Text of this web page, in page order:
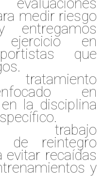
medir riesgo
en
que
tratamiento
en
la disciplina
trabajo
de reintegro
evitar recaídas
y